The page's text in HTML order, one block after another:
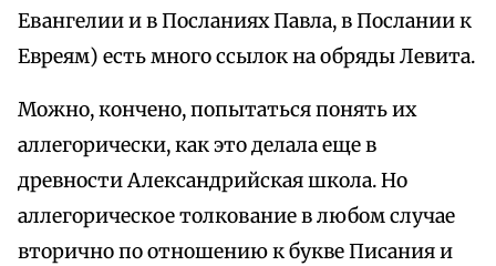
Евангелии и в Посланиях Павла, в Послании к
Евреям) есть много ссылок на обряды Левита.
Можно, кончено, попытаться понять их
аллегорически, как это делала еще в
древности Александрийская школа. Но
аллегорическое толкование в любом случае
вторично по отношению к букве Писания и